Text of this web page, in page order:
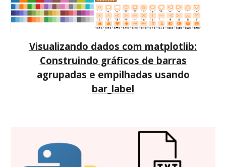
Visualizando dados com matplotlib:
Construindo gráficos de barras
agrupadas e empilhadas usando
bar_label